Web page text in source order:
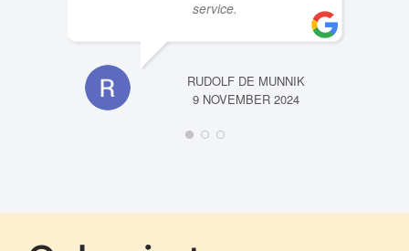
9 NOVEMBER 2024
Ook ruimte